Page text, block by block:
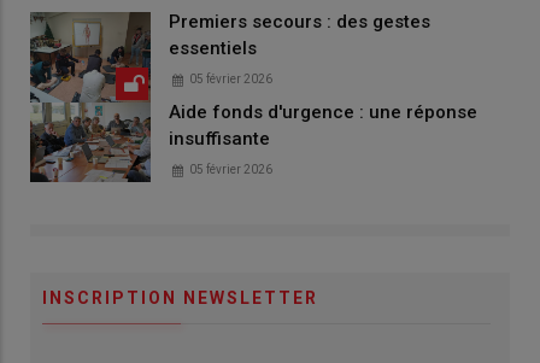
Premiers secours : des gestes
essentiels
05 février 2026
Aide fonds d'urgence : une réponse
insuffisante
05 février 2026
INSCRIPTION NEWSLETTER